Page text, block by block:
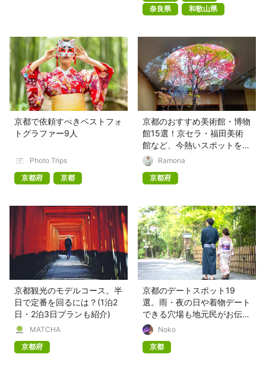
奈良県
和歌山県
京都で依頼すべきベストフォ
トグラファー9人
Photo Trips
京都府
京都
京都のおすすめ美術館・博物
館15選！京セラ・福田美術
館など、今熱いスポットを紹
介
Ramona
京都府
京都観光のモデルコース。半
日で定番を回るには？(1泊2
日・2泊3日プランも紹介)
MATCHA
京都府
京都のデートスポット19
選。雨・夜の日や着物デート
できる穴場も地元民がお伝
え！Noko
京都